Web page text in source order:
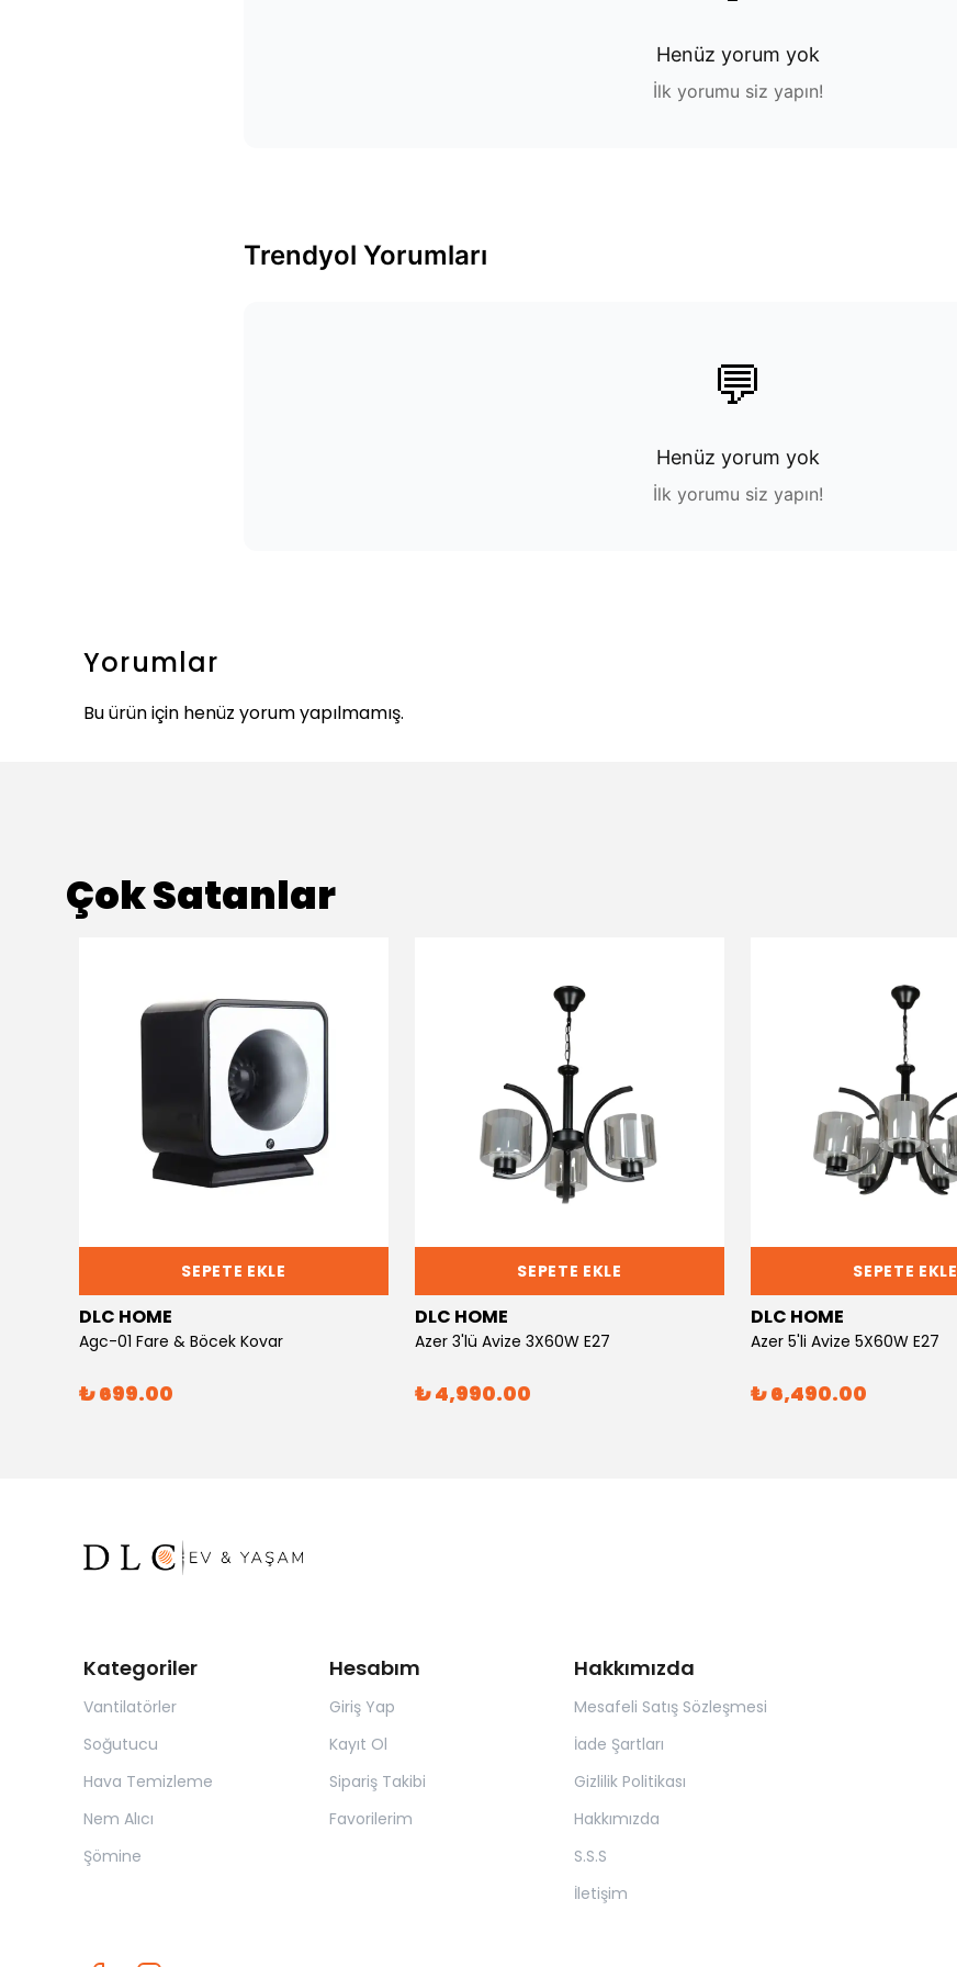
Henüz yorum yok
İlk yorumu siz yapın!
Trendyol Yorumları
💬
Henüz yorum yok
İlk yorumu siz yapın!
Yorumlar
Bu ürün için henüz yorum yapılmamış.
Çok Satanlar
SEPETE EKLE
DLC HOME
Agc-01 Fare & Böcek Kovar
₺ 699.00
SEPETE EKLE
DLC HOME
Azer 3'lü Avize 3X60W E27
₺ 4,990.00
SEPETE EKLE
DLC HOME
Azer 5'li Avize 5X60W E27
₺ 6,490.00
Kategoriler
Vantilatörler
Soğutucu
Hava Temizleme
Nem Alıcı
Şömine
Hesabım
Giriş Yap
Kayıt Ol
Sipariş Takibi
Favorilerim
Hakkımızda
Mesafeli Satış Sözleşmesi
İade Şartları
Gizlilik Politikası
Hakkımızda
S.S.S
İletişim